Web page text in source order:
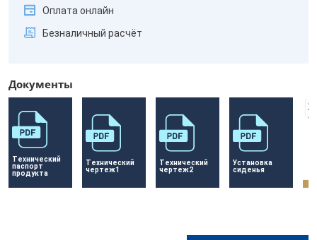
Оплата онлайн
Безналичный расчёт
Документы
Технический
паспорт
продукта
Технический
чертеж1
Технический
чертеж2
Установка
сиденья